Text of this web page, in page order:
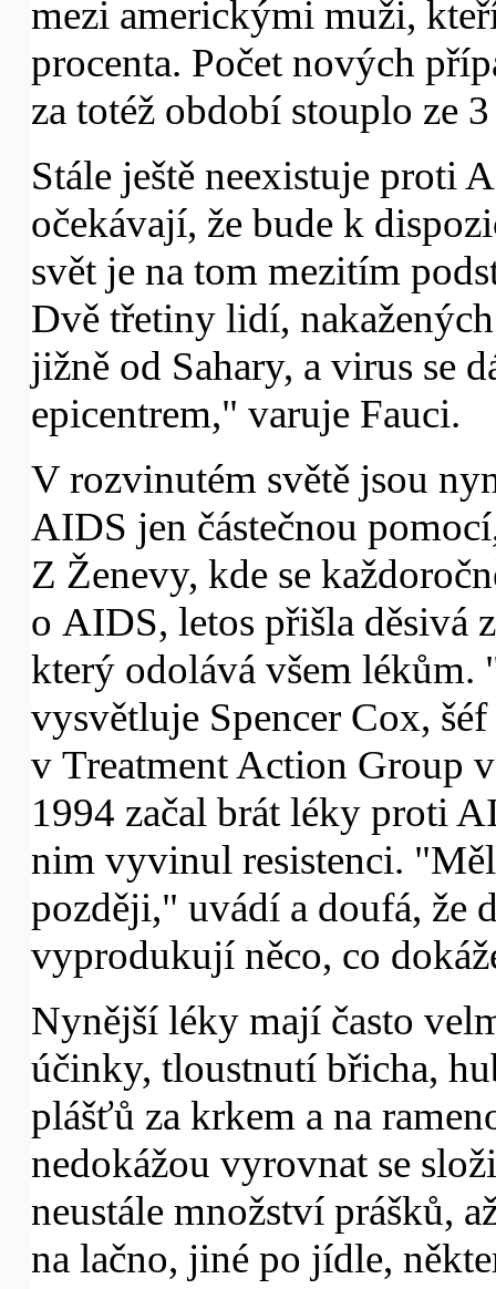
mezi americkými muži,
procenta. Počet nových
za totéž období stouplo ze
Stále ještě neexistuje proti
očekávají, že bude k
svět je na tom mezitím
Dvě třetiny lidí,
jižně od Sahary, a virus se
epicentrem," varuje Fauci.
V rozvinutém světě jsou
AIDS jen částečnou
Z Ženevy, kde se
o AIDS, letos přišla děsivá
který odolává všem
vysvětluje Spencer Cox,
v Treatment Action Group
1994 začal brát léky proti
nim vyvinul resistenci.
později," uvádí a doufá, že
vyprodukují něco, co
Nynější léky mají často
účinky, tloustnutí břicha,
plášťů za krkem a na
nedokážou vyrovnat se
neustále množství prášků,
na lačno, jiné po jídle,